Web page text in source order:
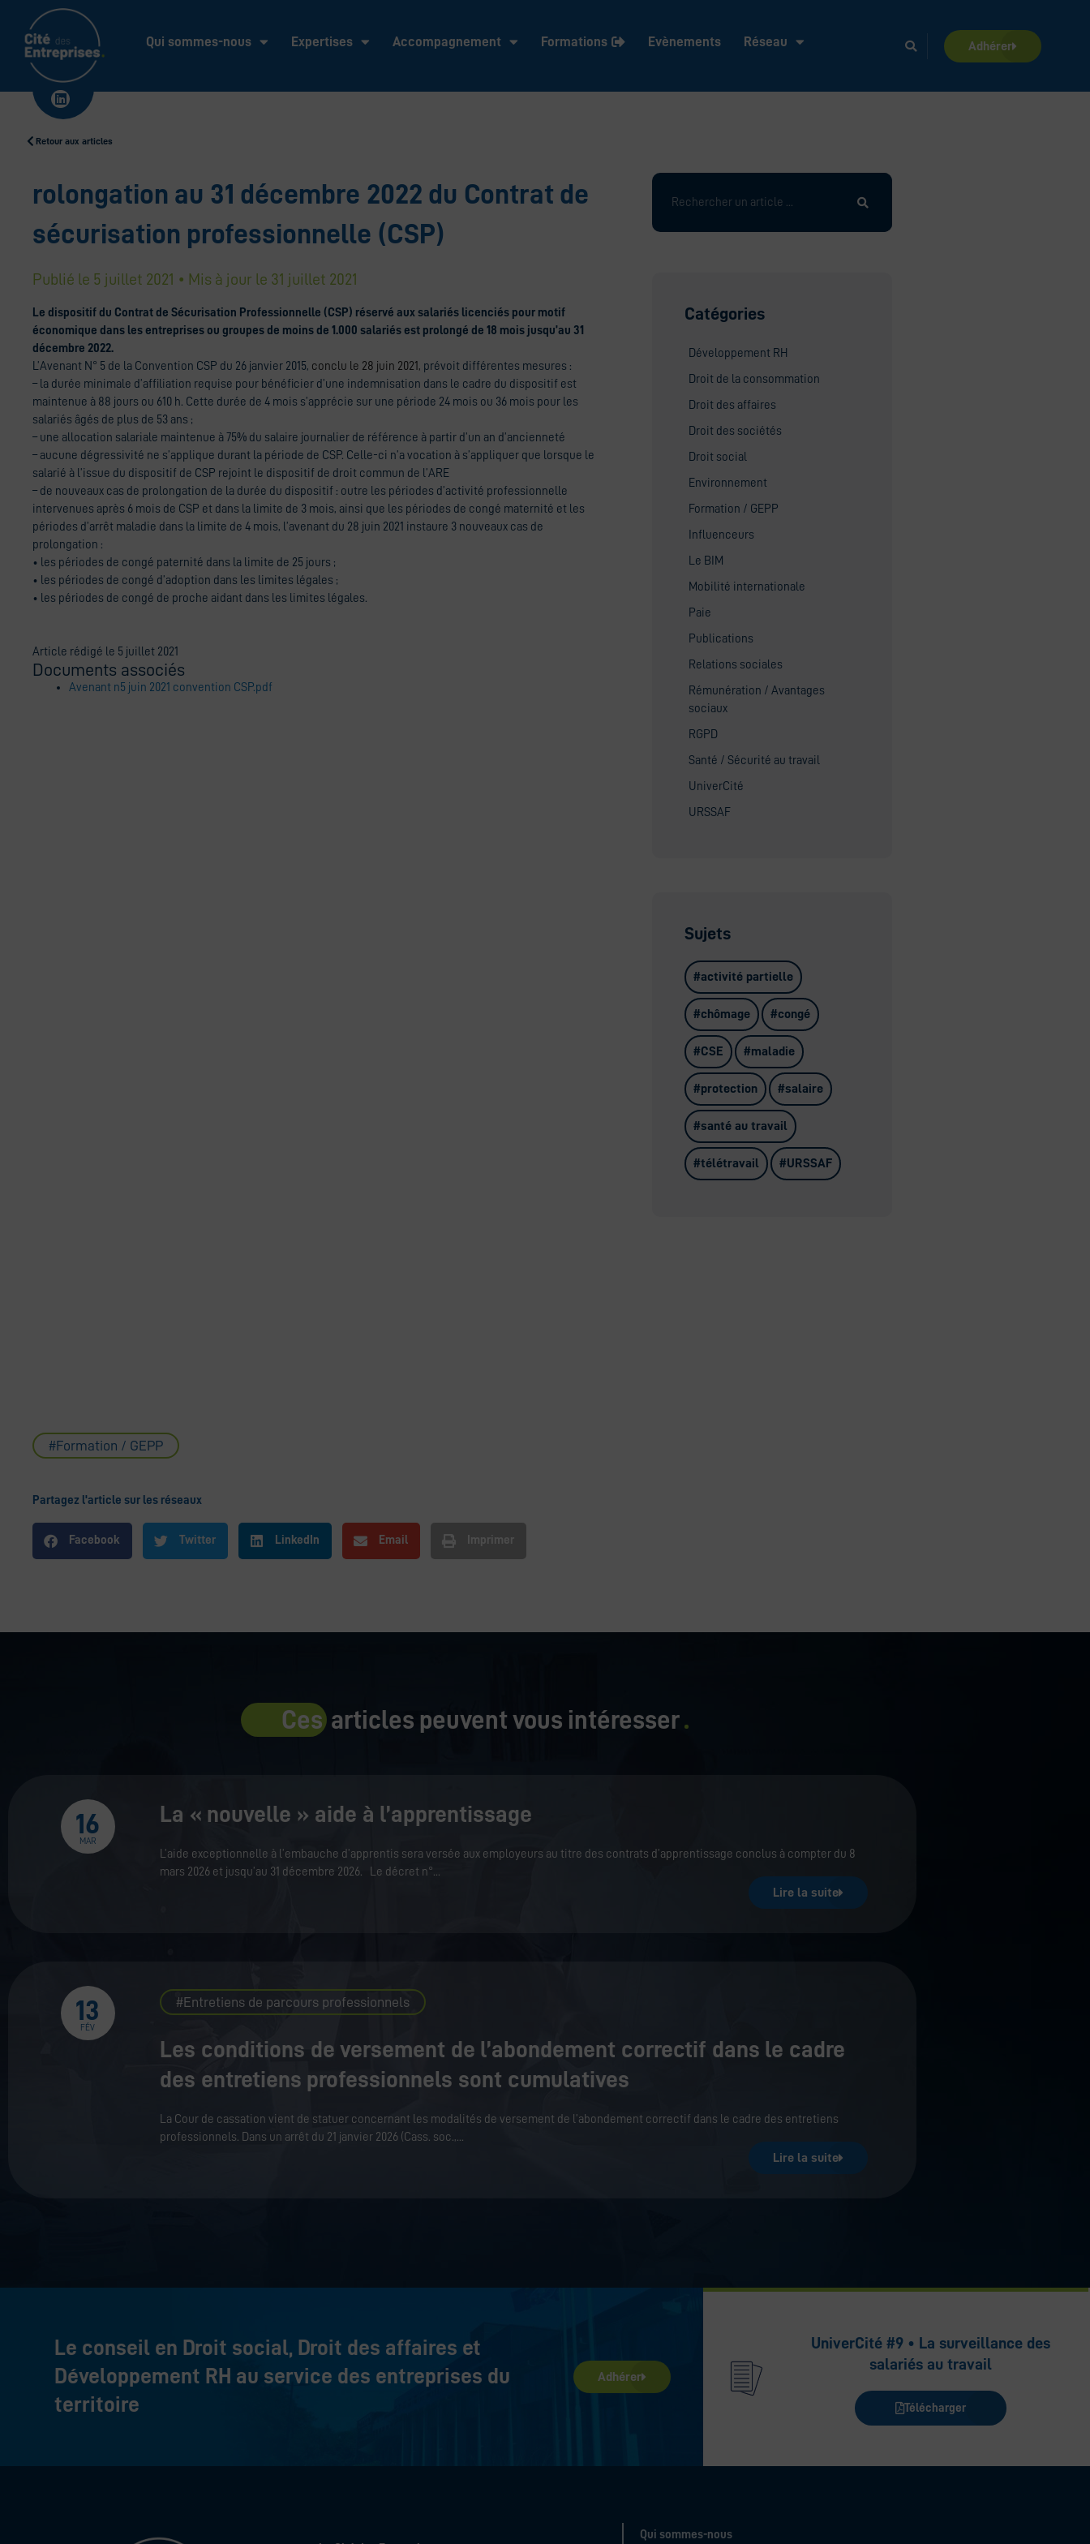
contenu
Linkedin
Qui sommes-nous Expertises Accompagnement Formations Evènements Réseau Adhérer
Retour aux articles
rolongation au 31 décembre 2022 du Contrat de
sécurisation professionnelle (CSP)
Publié le 5 juillet 2021 • Mis à jour le 31 juillet 2021
Le dispositif du Contrat de Sécurisation Professionnelle (CSP) réservé aux salariés licenciés pour motif
économique dans les entreprises ou groupes de moins de 1.000 salariés est prolongé de 18 mois jusqu’au 31
décembre 2022.
L’Avenant N° 5 de la Convention CSP du 26 janvier 2015, conclu le 28 juin 2021, prévoit différentes mesures :
– la durée minimale d’affiliation requise pour bénéficier d’une indemnisation dans le cadre du dispositif est
maintenue à 88 jours ou 610 h. Cette durée de 4 mois s’apprécie sur une période 24 mois ou 36 mois pour les
salariés âgés de plus de 53 ans ;
– une allocation salariale maintenue à 75% du salaire journalier de référence à partir d’un an d’ancienneté
– aucune dégressivité ne s’applique durant la période de CSP. Celle-ci n’a vocation à s’appliquer que lorsque le
salarié à l’issue du dispositif de CSP rejoint le dispositif de droit commun de l’ARE
– de nouveaux cas de prolongation de la durée du dispositif : outre les périodes d’activité professionnelle
intervenues après 6 mois de CSP et dans la limite de 3 mois, ainsi que les périodes de congé maternité et les
périodes d’arrêt maladie dans la limite de 4 mois, l’avenant du 28 juin 2021 instaure 3 nouveaux cas de
prolongation :
• les périodes de congé paternité dans la limite de 25 jours ;
• les périodes de congé d’adoption dans les limites légales ;
• les périodes de congé de proche aidant dans les limites légales.
Article rédigé le 5 juillet 2021
Documents associés
Avenant n5 juin 2021 convention CSP.pdf
Formation / GEPP
Partagez l'article sur les réseaux
Facebook Twitter LinkedIn Email Imprimer
Rechercher
Catégories
Développement RH
Droit de la consommation
Droit des affaires
Droit des sociétés
Droit social
Environnement
Formation / GEPP
Influenceurs
Le BIM
Mobilité internationale
Paie
Publications
Relations sociales
Rémunération / Avantages
sociaux
RGPD
Santé / Sécurité au travail
UniverCité
URSSAF
Sujets
activité partielle
chômage congé
CSE maladie
protection salaire
santé au travail
télétravail URSSAF
Ces articles peuvent vous intéresser
16
MAR
La « nouvelle » aide à l’apprentissage
L’aide exceptionnelle à l’embauche d’apprentis sera versée aux employeurs au titre des contrats d’apprentissage conclus à compter du 8
mars 2026 et jusqu’au 31 décembre 2026. Le décret n°
Lire la suite
13
FÉV
Entretiens de parcours professionnels
Les conditions de versement de l’abondement correctif dans le cadre
des entretiens professionnels sont cumulatives
La Cour de cassation vient de statuer concernant les modalités de versement de l’abondement correctif dans le cadre des entretiens
professionnels. Dans un arrêt du 21 janvier 2026 (Cass. soc.,
Lire la suite
Le conseil en Droit social, Droit des affaires et
Développement RH au service des entreprises du
territoire
Adhérer
UniverCité #9 • La surveillance des
salariés au travail
Télécharger
Qui sommes-nous